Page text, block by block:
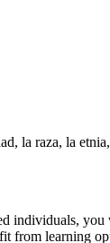
la raza, la
individuals,
from learning